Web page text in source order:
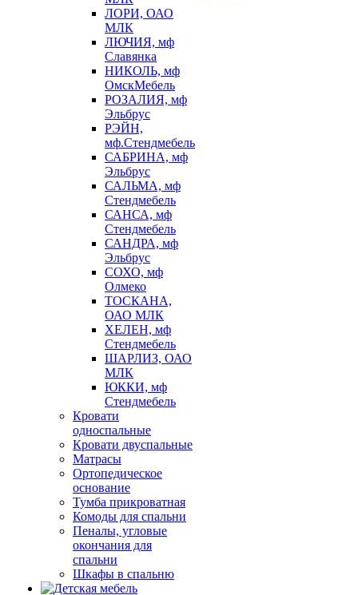
ЛОРИ, ОАО
МЛК
ЛЮЧИЯ, мф
Славянка
НИКОЛЬ, мф
ОмскМебель
РОЗАЛИЯ, мф
Эльбрус
РЭЙН,
мф.Стендмебель
САБРИНА, мф
Эльбрус
САЛЬМА, мф
Стендмебель
САНСА, мф
Стендмебель
САНДРА, мф
Эльбрус
СОХО, мф
Олмеко
ТОСКАНА,
ОАО МЛК
ХЕЛЕН, мф
Стендмебель
ШАРЛИЗ, ОАО
МЛК
ЮККИ, мф
Стендмебель
Кровати
односпальные
Кровати двуспальные
Матрасы
Ортопедическое
основание
Тумба прикроватная
Комоды для спальни
Пеналы, угловые
окончания для
спальни
Шкафы в спальню